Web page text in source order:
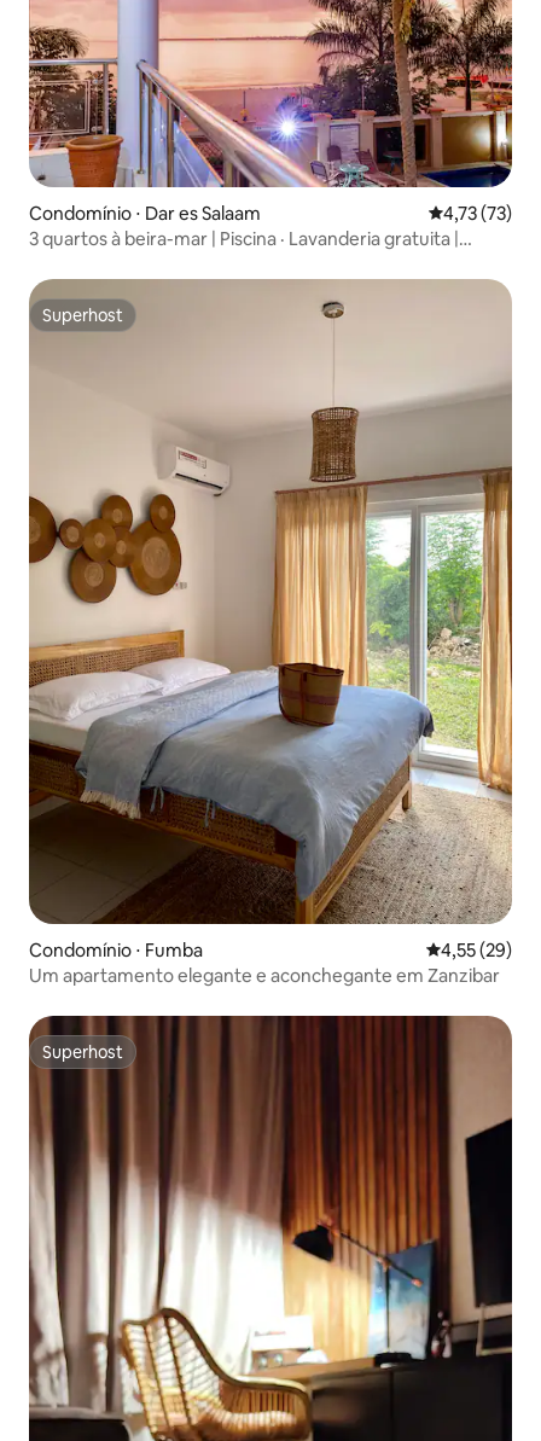
Condomínio ⋅ Dar es Salaam 4,73 de uma
4,73 (73)
3 quartos à beira-mar | Piscina · Lavanderia gratuita |
Superhost
Superhost
Condomínio ⋅ Fumba 4,55 de uma
4,55 (29)
Um apartamento elegante e aconchegante em Zanzibar
Superhost
Superhost